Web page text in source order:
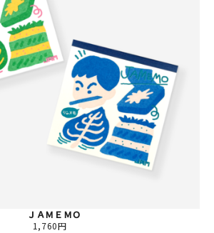
ＪＡＭＥＭＯ
1,760円